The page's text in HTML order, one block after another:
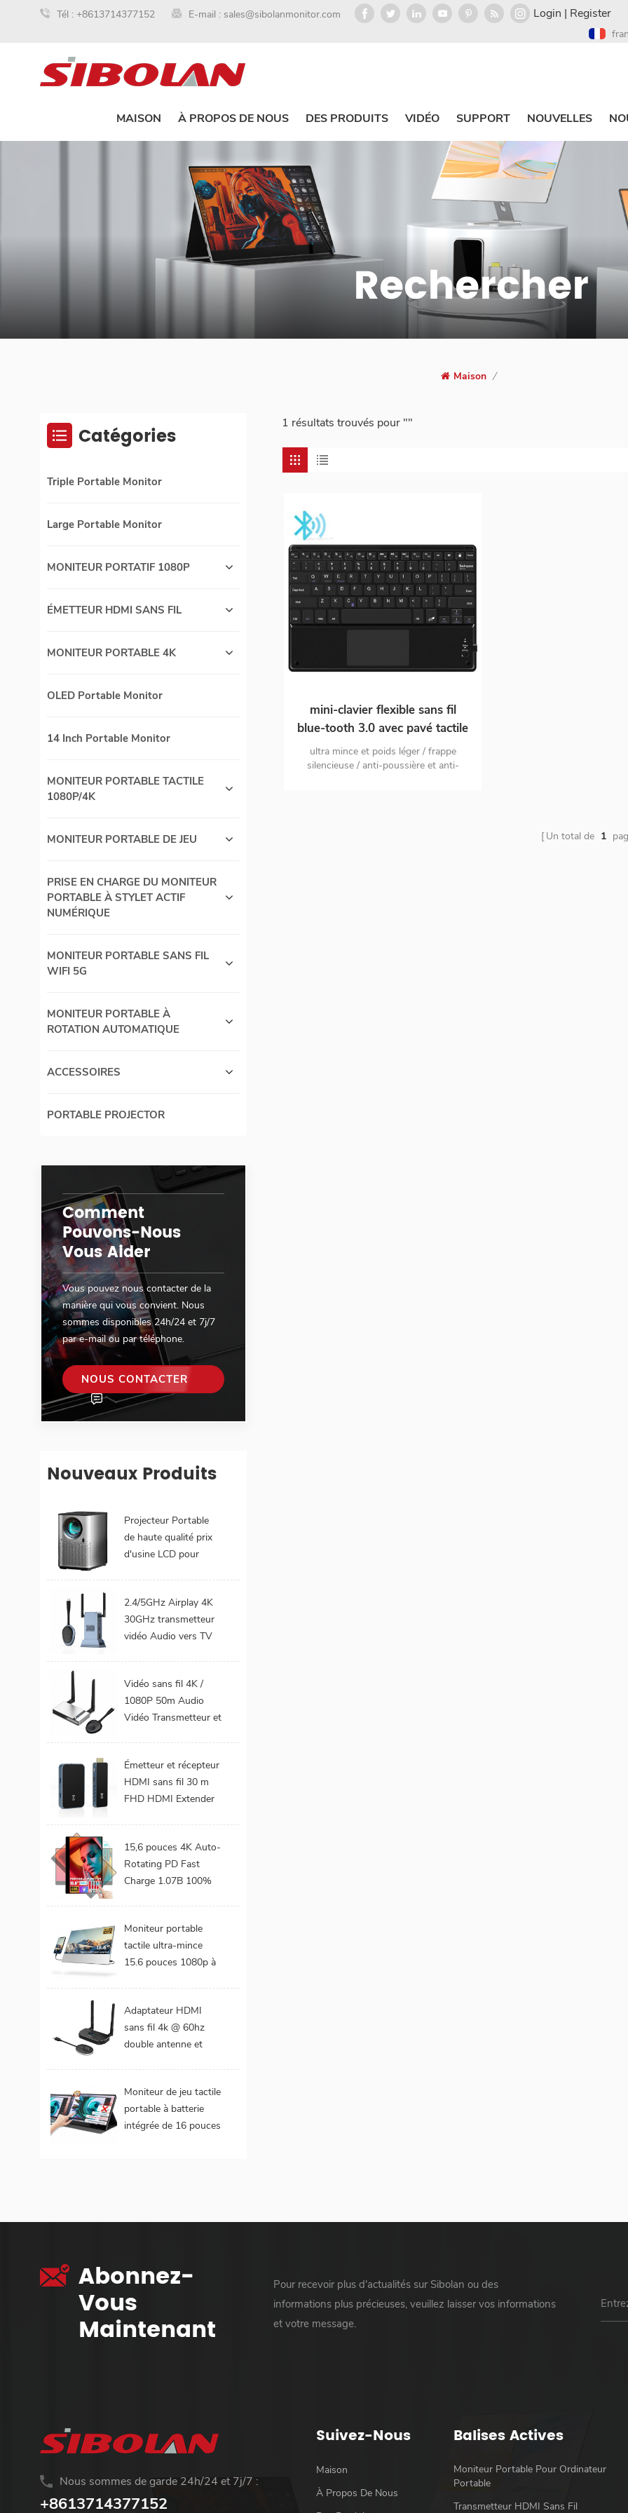
Tél : +8613714377152 E-mail : sales@sibolanmonitor.com Login | Register
MAISON À PROPOS DE NOUS DES PRODUITS VIDÉO SUPPORT NOUVELLES
Rechercher
Maison /
1 résultats trouvés pour ""
mini-clavier flexible sans fil
blue-tooth 3.0 avec pavé tactile
ultra mince et poids léger / frappe
silencieuse / anti-poussière et anti-
Un total de 1
Catégories
Triple Portable Monitor
Large Portable Monitor
MONITEUR PORTATIF 1080P
ÉMETTEUR HDMI SANS FIL
MONITEUR PORTABLE 4K
OLED Portable Monitor
14 Inch Portable Monitor
MONITEUR PORTABLE TACTILE
1080P/4K
MONITEUR PORTABLE DE JEU
PRISE EN CHARGE DU MONITEUR
PORTABLE À STYLET ACTIF
NUMÉRIQUE
MONITEUR PORTABLE SANS FIL
WIFI 5G
MONITEUR PORTABLE À
ROTATION AUTOMATIQUE
ACCESSOIRES
PORTABLE PROJECTOR
Comment
Pouvons-Nous
Vous Aider
Vous pouvez nous contacter de la
manière qui vous convient. Nous
sommes disponibles 24h/24 et 7j/7
par e-mail ou par téléphone.
NOUS CONTACTER
Nouveaux Produits
Projecteur Portable
de haute qualité prix
d'usine LCD pour
Android 9.0 16GB
32GB WiFi Home
cinéma
2.4/5GHz Airplay 4K
30GHz transmetteur
vidéo Audio vers TV
émetteur et récepteur
HDMI sans fil
Vidéo sans fil 4K /
1080P 50m Audio
Vidéo Transmetteur et
moniteur TV
Émetteur et récepteur
HDMI sans fil 30 m
FHD HDMI Extender
projecteur TV pour les
jeux 0 latence
15,6 pouces 4K Auto-
Rotating PD Fast
Charge 1.07B 100%
intégrée Moniteur
portable tactile pour
ordinateur portable
Moniteur portable
tactile ultra-mince
15.6 pouces 1080p à
Adaptateur HDMI
sans fil 4k @ 60hz
double antenne et
Moniteur de jeu tactile
portable à batterie
intégrée de 16 pouces
Abonnez-
Vous
Maintenant
Pour recevoir plus d'actualités sur Sibolan ou des
informations plus précieuses, veuillez laisser vos informations
et votre message.
Nous sommes de garde 24h/24 et 7j/7 :
+8613714377152
Suivez-Nous
Maison
À Propos De Nous
Balises Actives
Moniteur Portable Pour Ordinateur
Portable
Transmetteur HDMI Sans Fil